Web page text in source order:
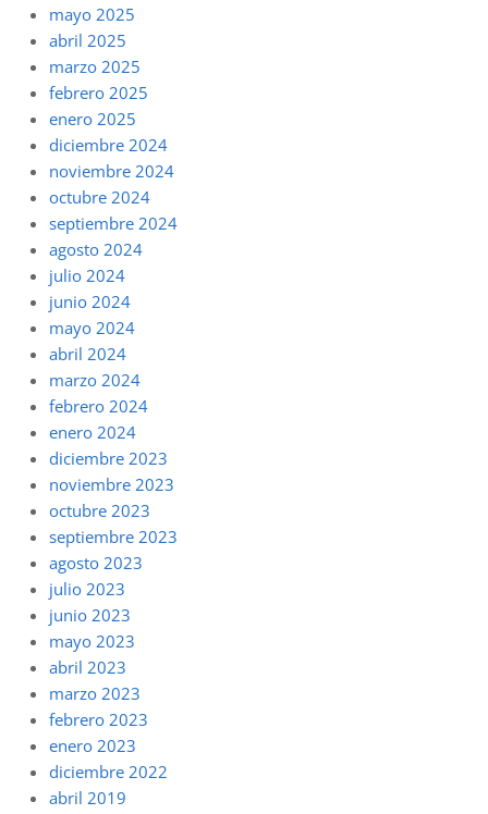
mayo 2025
abril 2025
marzo 2025
febrero 2025
enero 2025
diciembre 2024
noviembre 2024
octubre 2024
septiembre 2024
agosto 2024
julio 2024
junio 2024
mayo 2024
abril 2024
marzo 2024
febrero 2024
enero 2024
diciembre 2023
noviembre 2023
octubre 2023
septiembre 2023
agosto 2023
julio 2023
junio 2023
mayo 2023
abril 2023
marzo 2023
febrero 2023
enero 2023
diciembre 2022
abril 2019